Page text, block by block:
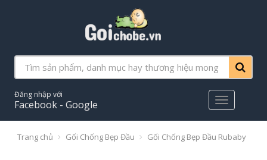
Đăng nhập với
Facebook - Google
Main
Menu
Trang chủ Gối Chống Bẹp Đầu Gối Chống Bẹp Đầu Rubaby